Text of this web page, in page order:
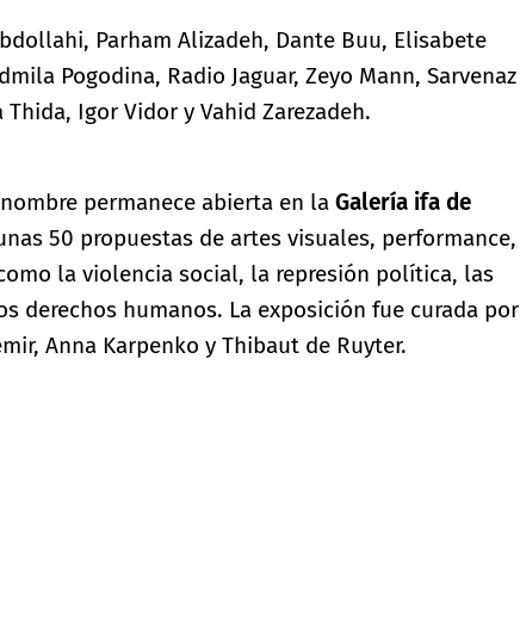
Parham Alizadeh, Dante Buu, Elisabete
Pogodina, Radio Jaguar, Zeyo Mann, Sarvenaz
Igor Vidor y Vahid Zarezadeh.
permanece abierta en la Galería ifa de
50 propuestas de artes visuales, performance,
la violencia social, la represión política, las
derechos humanos. La exposición fue curada por
Anna Karpenko y Thibaut de Ruyter.